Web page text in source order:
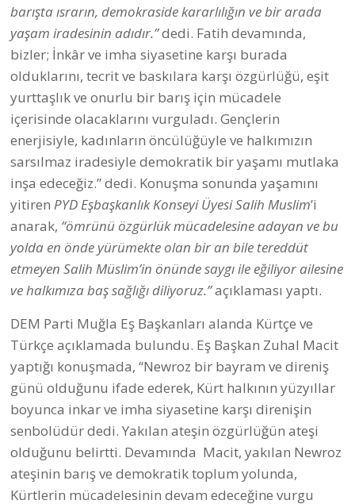
barışta ısrarın, demokraside kararlılığın ve bir arada
yaşam iradesinin adıdır.”dedi. Fatih devamında,
bizler; İnkâr ve imha siyasetine karşı burada
olduklarını, tecrit ve baskılara karşı özgürlüğü, eşit
yurttaşlık ve onurlu bir barış için mücadele
içerisinde olacaklarını vurguladı. Gençlerin
enerjisiyle, kadınların öncülüğüyle ve halkımızın
sarsılmaz iradesiyle demokratik bir yaşamı mutlaka
inşa edeceğiz.” dedi. Konuşma sonunda yaşamını
yitiren PYDEşbaşkanlık Konseyi Üyesi Salih Muslim’i
anarak, “ömrünü özgürlük mücadelesine adayan ve bu
yolda en önde yürümekte olan bir an bile tereddüt
etmeyen Salih Müslim’in önünde saygı ile eğiliyor ailesine
ve halkımıza baş sağlığı diliyoruz.”açıklaması yaptı.
DEM Parti Muğla Eş Başkanları alanda Kürtçe ve
Türkçe açıklamada bulundu. Eş Başkan Zuhal Macit
yaptığı konuşmada, “Newroz bir bayram ve direniş
günü olduğunu ifade ederek, Kürt halkının yüzyıllar
boyunca inkar ve imha siyasetine karşı direnişin
senbolüdür dedi. Yakılan ateşin özgürlüğün ateşi
olduğunu belirtti. Devamında Macit, yakılan Newroz
ateşinin barış ve demokratik toplum yolunda,
Kürtlerin mücadelesinin devam edeceğine vurgu